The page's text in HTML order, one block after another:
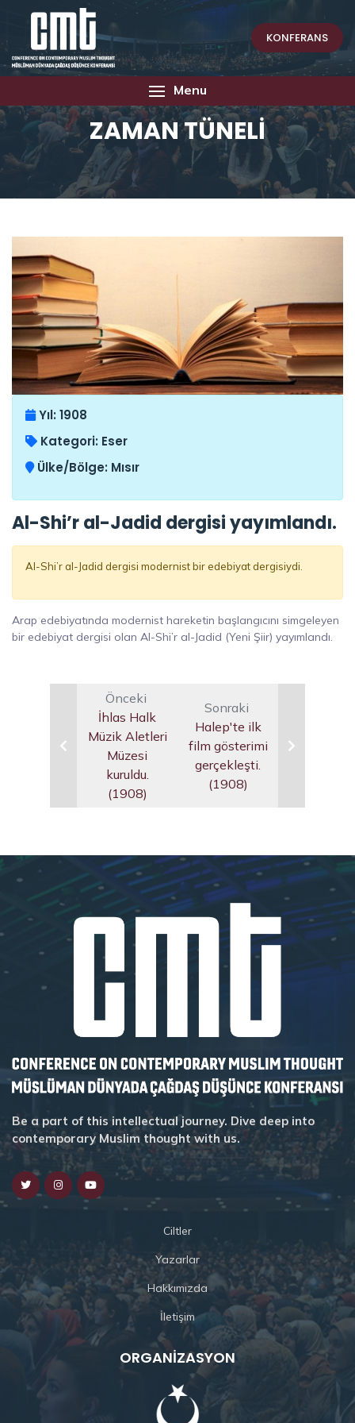
KONFERANS
Menu
ZAMAN TÜNELİ
Yıl: 1908
Kategori: Eser
Ülke/Bölge: Mısır
Al-Shi’r al-Jadid dergisi yayımlandı.
Al-Shi’r al-Jadid dergisi modernist bir edebiyat dergisiydi.
Arap edebiyatında modernist hareketin başlangıcını simgeleyen
bir edebiyat dergisi olan Al-Shi’r al-Jadid (Yeni Şiir) yayımlandı.
Önceki
İhlas Halk
Müzik Aletleri
Müzesi
kuruldu.
(1908)
Sonraki
Halep'te ilk
film gösterimi
gerçekleşti.
(1908)
Be a part of this intellectual journey. Dive deep into
contemporary Muslim thought with us.
Ciltler
Yazarlar
Hakkımızda
İletişim
ORGANIZASYON